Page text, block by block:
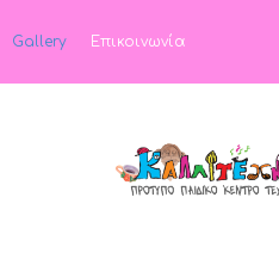
Gallery Επικοινωνία